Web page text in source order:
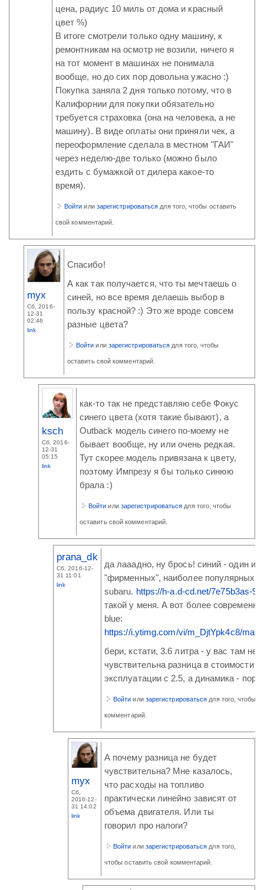
цена, радиус 10 миль от дома и красный
цвет %)
В итоге смотрели только одну машину, к
ремонтникам на осмотр не возили, ничего я
на тот момент в машинах не понимала
вообще, но до сих пор довольна ужасно :)
Покупка заняла 2 дня только потому, что в
Калифорнии для покупки обязательно
требуется страховка (она на человека, а не
машину). В виде оплаты они приняли чек, а
переоформление сделала в местном "ГАИ"
через неделю-две только (можно было
ездить с бумажкой от дилера какое-то
время).
Войти или зарегистрироваться для того, чтобы оставить
свой комментарий.
myx
Сб, 2016-
12-31
02:46
link
Спасибо!
А как так получается, что ты мечтаешь о
синей, но все время делаешь выбор в
пользу красной? :) Это же вроде совсем
разные цвета?
Войти или зарегистрироваться для того, чтобы
оставить свой комментарий.
ksch
Сб, 2016-
12-31
05:15
link
как-то так не представляю себе Фокус
синего цвета (хотя такие бывают), а
Outback модель синего по-моему не
бывает вообще, ну или очень редкая.
Тут скорее модель привязана к цвету,
поэтому Импрезу я бы только синюю
брала :)
Войти или зарегистрироваться для того, чтобы
оставить свой комментарий.
prana_dk
Сб, 2016-12-
31 11:01
link
да лааадно, ну брось! синий - один из
"фирменных", наиболее популярных
subaru. https://h-a.d-cd.net/7e75b3as-
такой у меня. А вот более
blue:
https://i.ytimg.com/vi/m_DjtYpk4c8/
бери, кстати, 3.6 литра - у вас там не
чувствительна разница в стоимости
эксплуатации с 2.5, а динамика -
Войти или зарегистрироваться для того, чтобы
комментарий.
myx
Сб,
2016-12-
31 14:02
link
А почему разница не будет
чувствительна? Мне казалось,
что расходы на топливо
практически линейно зависят от
объема двигателя. Или ты
говорил про налоги?
Войти или зарегистрироваться для того,
чтобы оставить свой комментарий.